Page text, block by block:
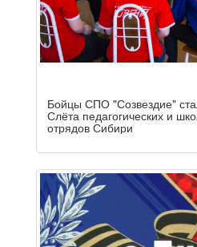
Бойцы СПО "Созвездие"
Слёта педагогических и
отрядов Сибири